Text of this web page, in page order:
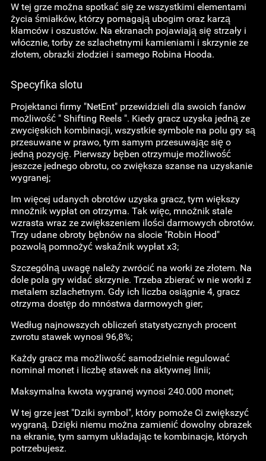
W tej grze można spotkać się ze wszystkimi elementami
życia śmiałków, którzy pomagają ubogim oraz karzą
kłamców i oszustów. Na ekranach pojawiają się strzały i
włócznie, torby ze szlachetnymi kamieniami i skrzynie ze
złotem, obrazki złodziei i samego Robina Hooda.
Specyfika slotu
Projektanci firmy "NetEnt" przewidzieli dla swoich fanów
możliwość " Shifting Reels ". Kiedy gracz uzyska jedną ze
zwycięskich kombinacji, wszystkie symbole na polu gry są
przesuwane w prawo, tym samym przesuwając się o
jedną pozycję. Pierwszy bęben otrzymuje możliwość
jeszcze jednego obrotu, co zwiększa szanse na uzyskanie
wygranej;
Im więcej udanych obrotów uzyska gracz, tym większy
mnożnik wypłat on otrzyma. Tak więc, mnożnik stale
wzrasta wraz ze zwiększeniem ilości darmowych obrotów.
Trzy udane obroty bębnów na slocie "Robin Hood"
pozwolą pomnożyć wskaźnik wypłat x3;
Szczególną uwagę należy zwrócić na worki ze złotem. Na
dole pola gry widać skrzynie. Trzeba zbierać w nie worki z
metalem szlachetnym. Gdy ich liczba osiągnie 4, gracz
otrzyma dostęp do mnóstwa darmowych gier;
Według najnowszych obliczeń statystycznych procent
zwrotu stawek wynosi 96,8%;
Każdy gracz ma możliwość samodzielnie regulować
nominał monet i liczbę stawek na aktywnej linii;
Maksymalna kwota wygranej wynosi 240.000 monet;
W tej grze jest "Dziki symbol", który pomoże Ci zwiększyć
wygraną. Dzięki niemu można zamienić dowolny obrazek
na ekranie, tym samym układając te kombinacje, których
potrzebujesz.